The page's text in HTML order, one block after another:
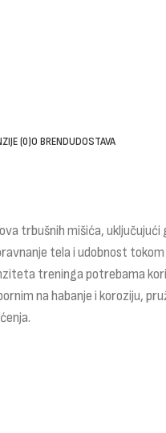
(0)O BRENDUDOSTAVA
trbušnih mišića, uključujući
tela i udobnost
treninga potrebama
na habanje i koroziju,